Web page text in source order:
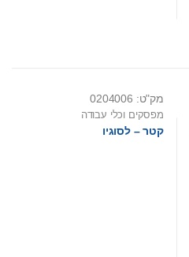
מק"ט: 0204006
מפסקים וכלי עבודה
קטר – לסוגיו